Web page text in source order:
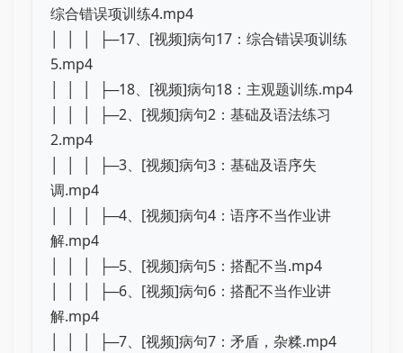
综合错误项训练4.mp4
│ │ │ ├─17、[视频]病句17：综合错误项训练
5.mp4
│ │ │ ├─18、[视频]病句18：主观题训练.mp4
│ │ │ ├─2、[视频]病句2：基础及语法练习
2.mp4
│ │ │ ├─3、[视频]病句3：基础及语序失
调.mp4
│ │ │ ├─4、[视频]病句4：语序不当作业讲
解.mp4
│ │ │ ├─5、[视频]病句5：搭配不当.mp4
│ │ │ ├─6、[视频]病句6：搭配不当作业讲
解.mp4
│ │ │ ├─7、[视频]病句7：矛盾，杂糅.mp4